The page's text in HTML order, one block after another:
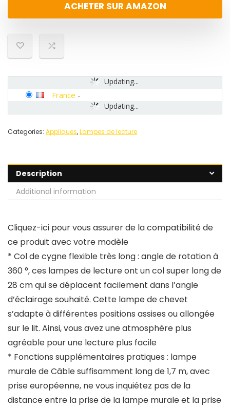
ACHETER SUR AMAZON
Updating...
Updating...
France -
Categories: Appliques,Lampes de lecture
Description
Additional information
Cliquez-ici pour vous assurer de la compatibilité de
ce produit avec votre modèle
* Col de cygne flexible très long : angle de rotation à
360 °, ces lampes de lecture ont un col super long de
28 cm qui se déplacent facilement dans l’angle
d’éclairage souhaité. Cette lampe de chevet
s’adapte à différentes positions assises ou allongée
sur le lit. Ainsi, vous avez une atmosphère plus
agréable pour une lecture plus facile
* Fonctions supplémentaires pratiques : lampe
murale de Câble suffisamment long de 1,7 m, avec
prise européenne, ne vous inquiétez pas de la
distance entre la prise de la lampe murale et la prise